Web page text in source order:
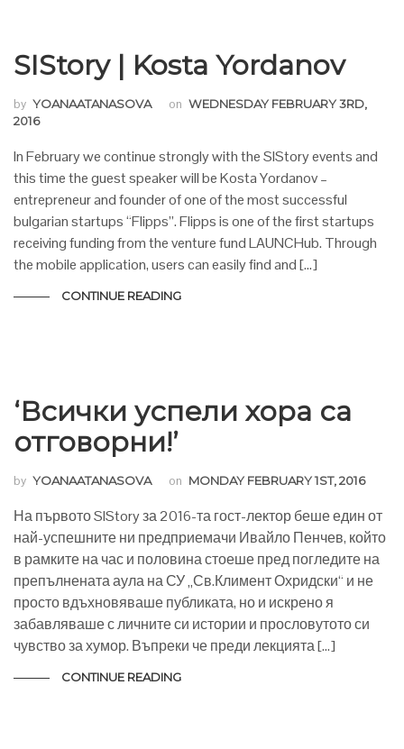
SIStory | Kosta Yordanov
by YOANAATANASOVA on WEDNESDAY FEBRUARY 3RD,
2016
In February we continue strongly with the SIStory events and
this time the guest speaker will be Kosta Yordanov –
entrepreneur and founder of one of the most successful
bulgarian startups “Flipps”. Flipps is one of the first startups
receiving funding from the venture fund LAUNCHub. Through
the mobile application, users can easily find and […]
CONTINUE READING
‘Всички успели хора са
отговорни!’
by YOANAATANASOVA on MONDAY FEBRUARY 1ST, 2016
На първото SIStory за 2016-та гост-лектор беше един от
най-успешните ни предприемачи Ивайло Пенчев, който
в рамките на час и половина стоеше пред погледите на
препълнената аула на СУ „Св.Климент Охридски“ и не
просто вдъхновяваше публиката, но и искрено я
забавляваше с личните си истории и прословутото си
чувство за хумор. Въпреки че преди лекцията […]
CONTINUE READING